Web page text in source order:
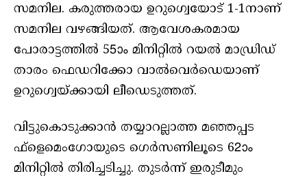
സമനില. കരുത്തരായ ഉറുഗ്വെയോട് 1-1നാണ്
സമനില വഴങ്ങിയത്. ആവേശകരമായ
പോരാട്ടത്തില്‍ 55ാം മിനിറ്റില്‍ റയല്‍ മാഡ്രിഡ്
താരം ഫെഡറിക്കോ വാല്‍വെര്‍ഡെയാണ്
ഉറുഗ്വെയ്ക്കായി ലീഡെടുത്തത്.
വിട്ടുകൊടുക്കാന്‍ തയ്യാറല്ലാത്ത മഞ്ഞപ്പട
ഫ്‌ളെമെംഗോയുടെ ഗെര്‍സണിലൂടെ 62ാം
മിനിറ്റില്‍ തിരിച്ചടിച്ചു. തുടര്‍ന്ന് ഇരുടീമും